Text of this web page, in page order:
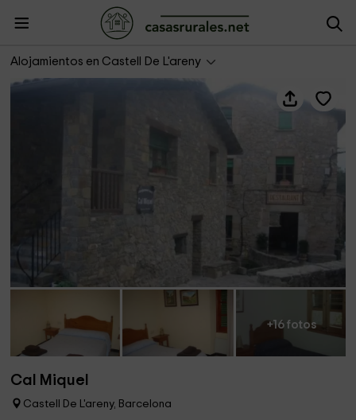
Alojamientos en Castell De L'areny
+16 fotos
Cal Miquel
Castell De L'areny, Barcelona